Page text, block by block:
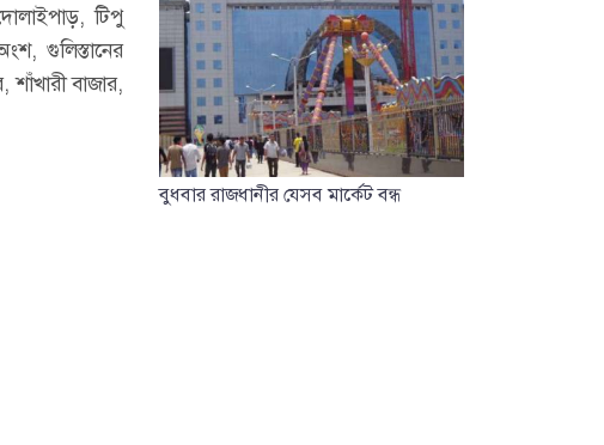
টিপু
গুলিস্তানের
বাজার,
বুধবার রাজধানীর যেসব মার্কেট বন্ধ